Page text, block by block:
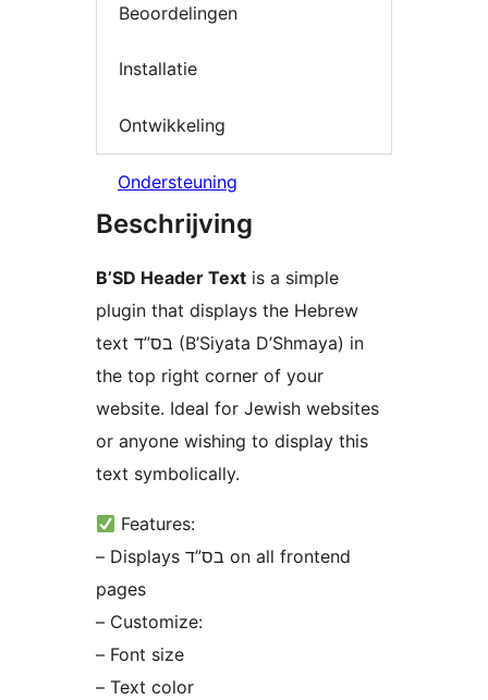
Beoordelingen
Installatie
Ontwikkeling
Ondersteuning
Beschrijving
B’SD Header Text is a simple
plugin that displays the Hebrew
text בס”ד (B’Siyata D’Shmaya) in
the top right corner of your
website. Ideal for Jewish websites
or anyone wishing to display this
text symbolically.
Features:
– Displays בס”ד on all frontend
pages
– Customize:
– Font size
– Text color